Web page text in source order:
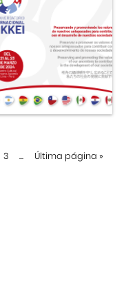
3 ... Última página »